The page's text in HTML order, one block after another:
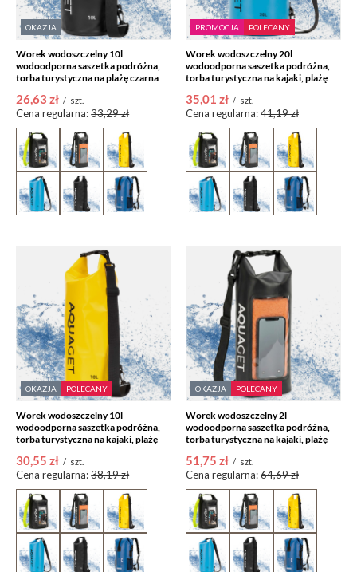
OKAZJA
Worek wodoszczelny 10l
wodoodporna saszetka podróżna,
torba turystyczna na plażę czarna
26,63 zł / szt.
Cena regularna:33,29 zł
PROMOCJA POLECANY
Worek wodoszczelny 20l
wodoodporna saszetka podróżna,
torba turystyczna na kajaki, plażę
35,01 zł / szt.
Cena regularna:41,19 zł
OKAZJA POLECANY
Worek wodoszczelny 10l
wodoodporna saszetka podróżna,
torba turystyczna na kajaki, plażę
30,55 zł / szt.
Cena regularna:38,19 zł
OKAZJA POLECANY
Worek wodoszczelny 2l
wodoodporna saszetka podróżna,
torba turystyczna na kajaki, plażę
51,75 zł / szt.
Cena regularna:64,69 zł